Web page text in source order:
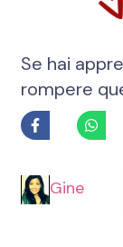
Se hai
rompere
Gine